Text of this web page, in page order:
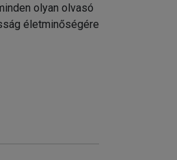
olyan olvasó
életminőségére